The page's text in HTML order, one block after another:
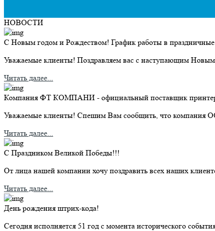
НОВОСТИ
С Новым годом и Рождеством! График работы в праздничные
Уважаемые клиенты! Поздравляем вас с наступающим
Читать далее...
Компания ФТ КОМПАНИ - официальный поставщик
Уважаемые клиенты! Спешим Вам сообщить, что компания
Читать далее...
С Праздником Великой Победы!!!
От лица нашей компании хочу поздравить всех наших
Читать далее...
День рождения штрих-кода!
Сегодня исполняется 51 год с момента исторического